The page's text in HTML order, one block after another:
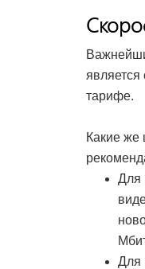
является
тарифе.
Какие
Для
Для